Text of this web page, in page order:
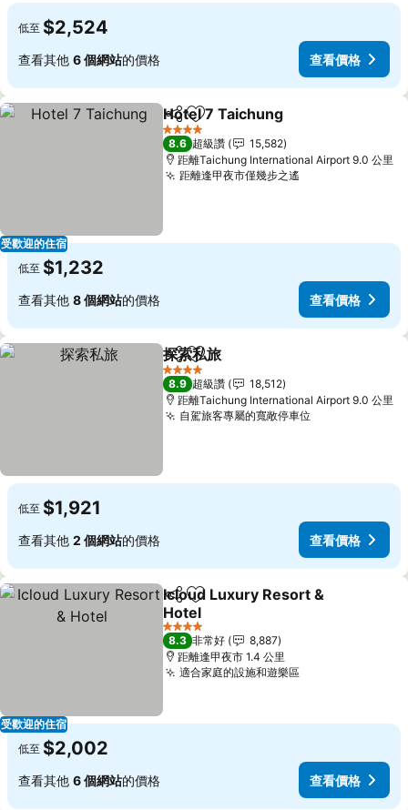
低至 $2,524
查看其他 6 個網站的價格 查看價格
受歡迎的住宿
分享 加入我的最愛
Hotel 7 Taichung
4 星級
8.6 超級讚
15,582
距離Taichung International Airport 9.0 公里
距離逢甲夜市僅幾步之遙
低至 $1,232
查看其他 8 個網站的價格 查看價格
分享 加入我的最愛
探索私旅
4 星級
8.9 超級讚
18,512
距離Taichung International Airport 9.0 公里
自駕旅客專屬的寬敞停車位
低至 $1,921
查看其他 2 個網站的價格 查看價格
受歡迎的住宿
分享 加入我的最愛
Icloud Luxury Resort &
Hotel
4 星級
8.3 非常好
8,887
距離逢甲夜市 1.4 公里
適合家庭的設施和遊樂區
低至 $2,002
查看其他 6 個網站的價格 查看價格